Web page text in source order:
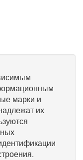
марки и
их